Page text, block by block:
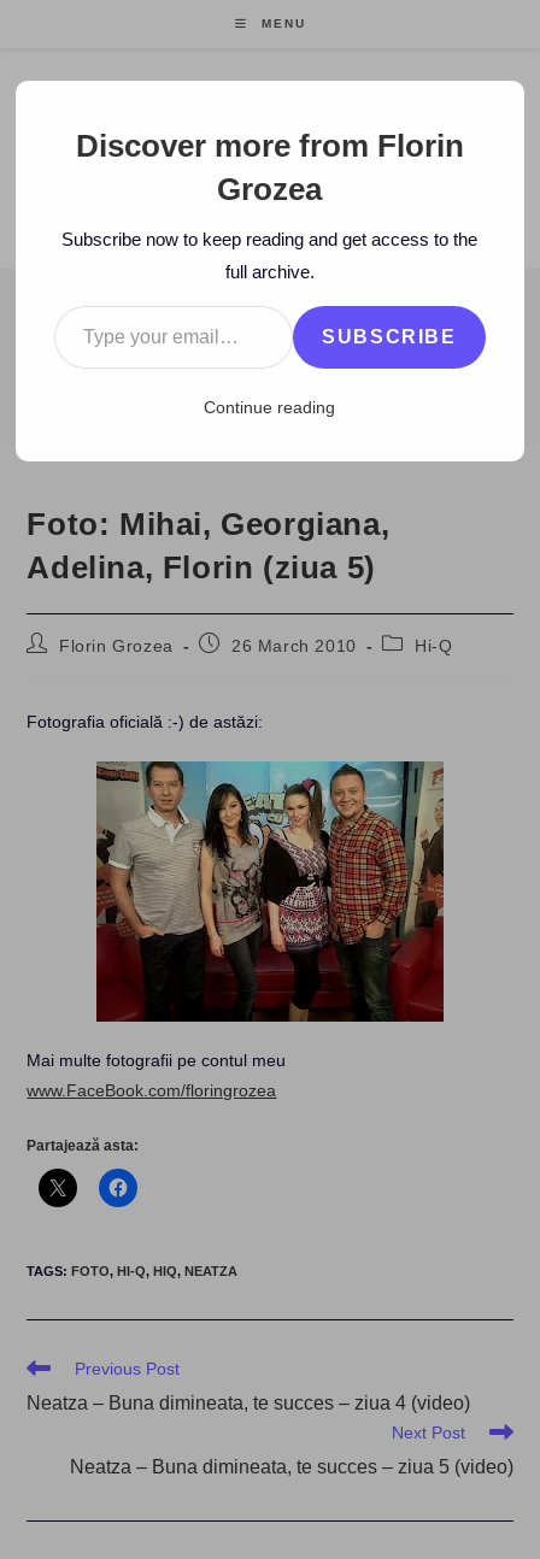
MENU
Florin Grozea
ENTREPRENEUR. FOUNDER/CEO MOCAPP.
BLOG
2010 > March > 26 > Hi-Q Foto: Mihai, Georgiana, Adelina,
Foto: Mihai, Georgiana,
Adelina, Florin (ziua 5)
PostFlorin Grozea
Post26 March 2010
PostHi-Q
Fotografia oficială :-) de astăzi:
Mai multe fotografii pe contul meu
www.FaceBook.com/floringrozea
Partajează asta:
TAGS:FOTO, HI-Q, HIQ, NEATZA
Read
articles
Previous Post
Neatza – Buna dimineata, te succes – ziua 4 (video)
Next Post
Neatza – Buna dimineata, te succes – ziua 5 (video)
Discover more from Florin
Grozea
Subscribe now to keep reading and get access to the
full archive.
Type your email…
SUBSCRIBE
Continue reading